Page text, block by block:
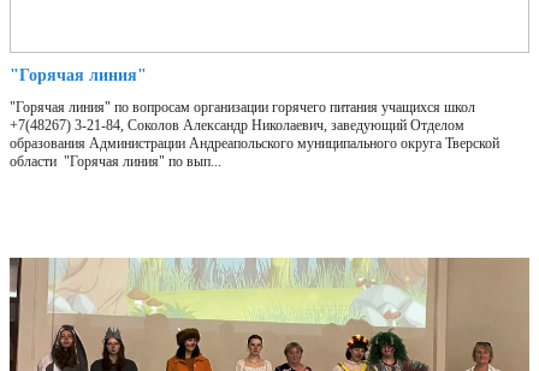
"Горячая линия"
"Горячая линия" по вопросам организации горячего питания учащихся школ
+7(48267) 3-21-84, Соколов Александр Николаевич, заведующий Отделом
образования Администрации Андреапольского муниципального округа Тверской
области "Горячая линия" по вып...